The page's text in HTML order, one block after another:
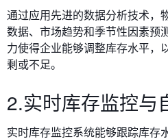
通过应用先进的数据分析技术，
数据、市场趋势和季节性因素预
力使得企业能够调整库存水平，
剩或不足。
2.实时库存监控与
实时库存监控系统能够跟踪库存